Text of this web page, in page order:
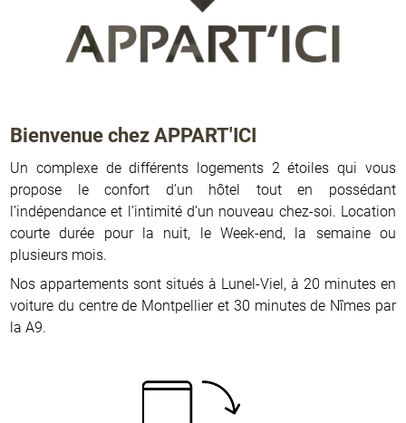
Bienvenue chez APPART'ICI
Un complexe de différents logements 2 étoiles qui vous
propose le confort d’un hôtel tout en possédant
l’indépendance et l’intimité d’un nouveau chez-soi. Location
courte durée pour la nuit, le Week-end, la semaine ou
plusieurs mois.
Nos appartements sont situés à Lunel-Viel, à 20 minutes en
voiture du centre de Montpellier et 30 minutes de Nîmes par
la A9.